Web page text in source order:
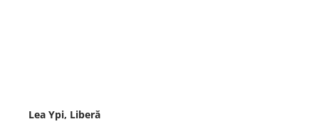
Lea Ypi, Liberă